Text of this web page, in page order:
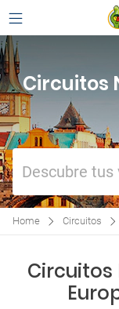
Circuitos
Descubre tus
Home Circuitos
Circuitos